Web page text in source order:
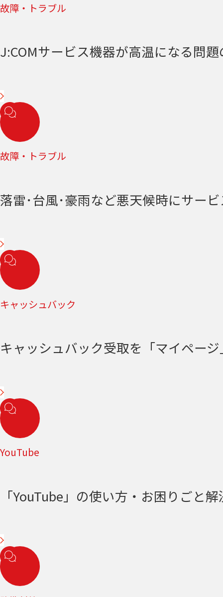
故障・トラブル
J:COMサービス機器が高温になる問
故障・トラブル
落雷･台風･豪雨など悪天候時にサー
キャッシュバック
キャッシュバック受取を「マイペー
YouTube
「YouTube」の使い方・お困りごと